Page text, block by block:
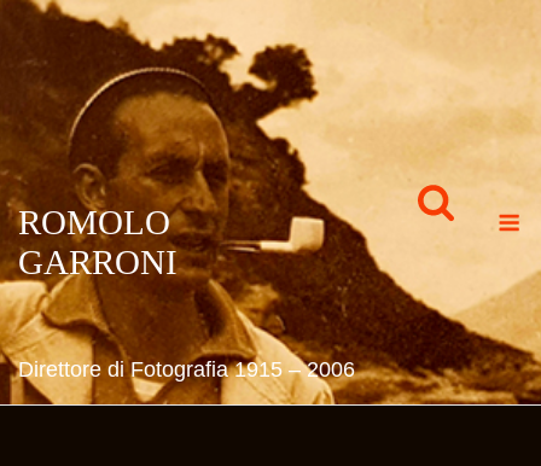
ROMOLO
GARRONI
Direttore di Fotografia 1915 – 2006